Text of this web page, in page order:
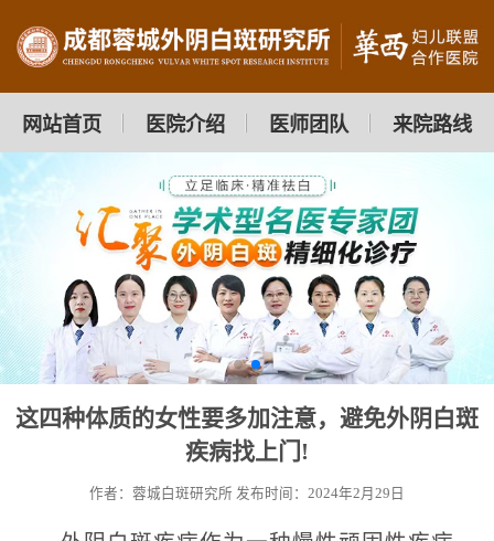
网站首页 医院介绍 医师团队 来院路线
这四种体质的女性要多加注意，避免外阴白斑
疾病找上门!
作者：蓉城白斑研究所 发布时间：2024年2月29日